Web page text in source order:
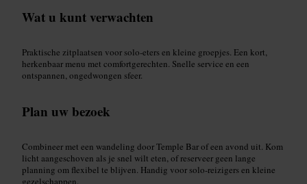
Wat u kunt verwachten
Praktische zitplaatsen voor solo-eters en kleine groepjes. Een kort,
herkenbaar menu met comfortgerechten. Snelle service en een
ontspannen, ongedwongen sfeer.
Plan uw bezoek
Combineer met een wandeling door Temple Bar of een avond uit. Kom
licht aangeschoven als je snel wilt eten, of reserveer geen lange
planning om flexibel te blijven. Handig voor solo-reizigers en kleine
gezelschappen.